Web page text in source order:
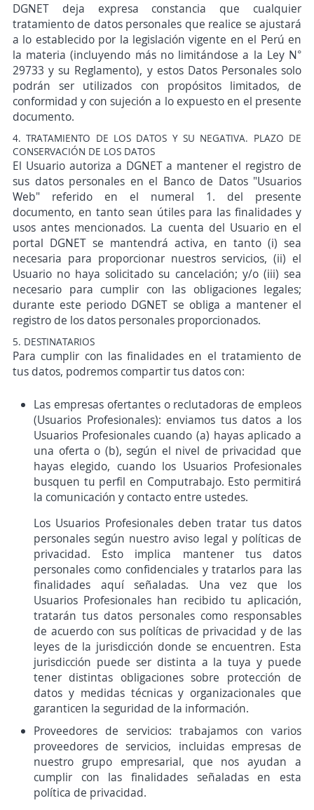
DGNET deja expresa constancia que cualquier
tratamiento de datos personales que realice se ajustará
a lo establecido por la legislación vigente en el Perú en
la materia (incluyendo más no limitándose a la Ley N°
29733 y su Reglamento), y estos Datos Personales solo
podrán ser utilizados con propósitos limitados, de
conformidad y con sujeción a lo expuesto en el presente
documento.
4. TRATAMIENTO DE LOS DATOS Y SU NEGATIVA. PLAZO DE
CONSERVACIÓN DE LOS DATOS
El Usuario autoriza a DGNET a mantener el registro de
sus datos personales en el Banco de Datos "Usuarios
Web" referido en el numeral 1. del presente
documento, en tanto sean útiles para las finalidades y
usos antes mencionados. La cuenta del Usuario en el
portal DGNET se mantendrá activa, en tanto (i) sea
necesaria para proporcionar nuestros servicios, (ii) el
Usuario no haya solicitado su cancelación; y/o (iii) sea
necesario para cumplir con las obligaciones legales;
durante este periodo DGNET se obliga a mantener el
registro de los datos personales proporcionados.
5. DESTINATARIOS
Para cumplir con las finalidades en el tratamiento de
tus datos, podremos compartir tus datos con:
Las empresas ofertantes o reclutadoras de empleos
(Usuarios Profesionales): enviamos tus datos a los
Usuarios Profesionales cuando (a) hayas aplicado a
una oferta o (b), según el nivel de privacidad que
hayas elegido, cuando los Usuarios Profesionales
busquen tu perfil en Computrabajo. Esto permitirá
la comunicación y contacto entre ustedes.
Los Usuarios Profesionales deben tratar tus datos
personales según nuestro aviso legal y políticas de
privacidad. Esto implica mantener tus datos
personales como confidenciales y tratarlos para las
finalidades aquí señaladas. Una vez que los
Usuarios Profesionales han recibido tu aplicación,
tratarán tus datos personales como responsables
de acuerdo con sus políticas de privacidad y de las
leyes de la jurisdicción donde se encuentren. Esta
jurisdicción puede ser distinta a la tuya y puede
tener distintas obligaciones sobre protección de
datos y medidas técnicas y organizacionales que
garanticen la seguridad de la información.
Proveedores de servicios: trabajamos con varios
proveedores de servicios, incluidas empresas de
nuestro grupo empresarial, que nos ayudan a
cumplir con las finalidades señaladas en esta
política de privacidad.